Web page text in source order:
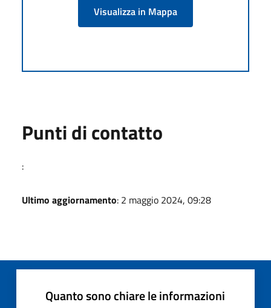
Visualizza in Mappa
Punti di contatto
:
Ultimo aggiornamento: 2 maggio 2024, 09:28
Quanto sono chiare le informazioni